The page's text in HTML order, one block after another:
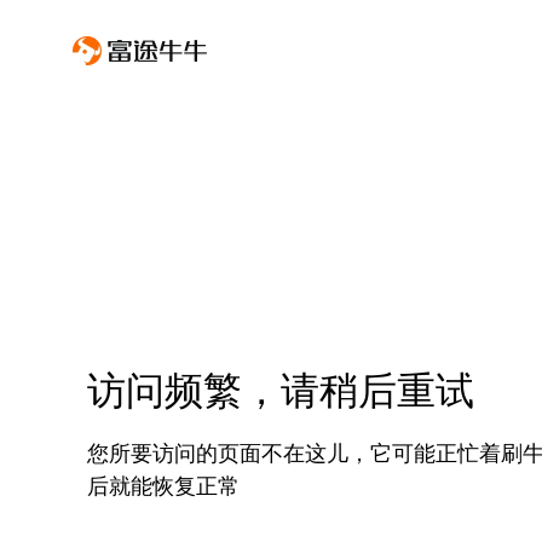
访问频繁，请稍后重试
您所要访问的页面不在这儿，它可能正忙着刷
后就能恢复正常